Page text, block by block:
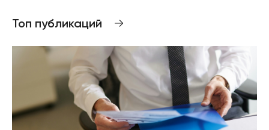
Топ публикаций